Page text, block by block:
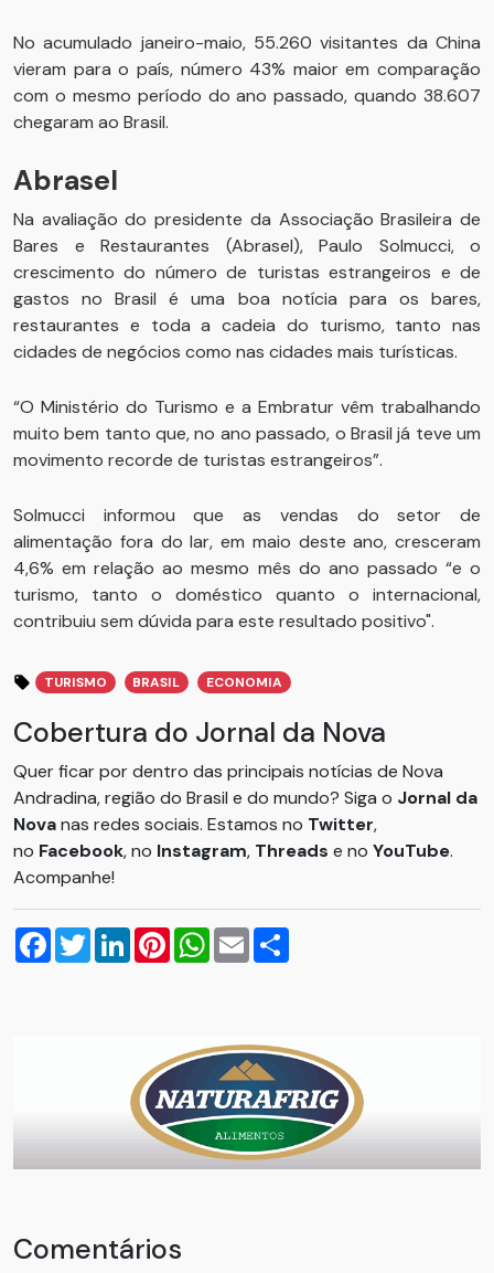
No acumulado janeiro-maio, 55.260 visitantes da China
vieram para o país, número 43% maior em comparação
com o mesmo período do ano passado, quando 38.607
chegaram ao Brasil.
Abrasel
Na avaliação do presidente da Associação Brasileira de
Bares e Restaurantes (Abrasel), Paulo Solmucci, o
crescimento do número de turistas estrangeiros e de
gastos no Brasil é uma boa notícia para os bares,
restaurantes e toda a cadeia do turismo, tanto nas
cidades de negócios como nas cidades mais turísticas.
“O Ministério do Turismo e a Embratur vêm trabalhando
muito bem tanto que, no ano passado, o Brasil já teve um
movimento recorde de turistas estrangeiros”.
Solmucci informou que as vendas do setor de
alimentação fora do lar, em maio deste ano, cresceram
4,6% em relação ao mesmo mês do ano passado “e o
turismo, tanto o doméstico quanto o internacional,
contribuiu sem dúvida para este resultado positivo".
TURISMO BRASIL ECONOMIA
Cobertura do Jornal da Nova
Quer ficar por dentro das principais notícias de Nova
Andradina, região do Brasil e do mundo? Siga o Jornal da
Novanas redes sociais. Estamos no Twitter,
no Facebook, no Instagram, Threads e no YouTube.
Acompanhe!
Facebook
TwitterLinkedInPinterestWhatsApp
Email
Comentários